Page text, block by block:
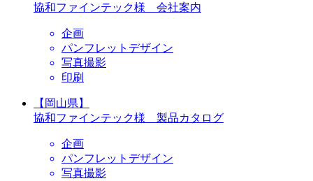
協和ファインテック様 会社案内
企画
パンフレットデザイン
写真撮影
印刷
【岡山県】
協和ファインテック様 製品カタログ
企画
パンフレットデザイン
写真撮影